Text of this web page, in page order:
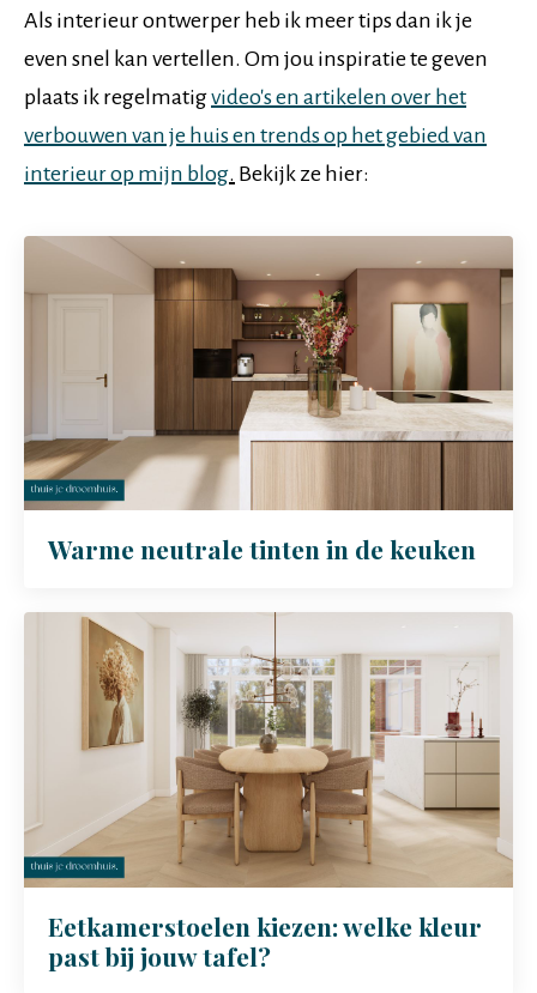
Als interieur ontwerper heb ik meer tips dan ik je
even snel kan vertellen. Om jou inspiratie te geven
plaats ik regelmatigvideo's en artikelen over het
verbouwen van je huis en trends op het gebied van
interieur op mijn blog. Bekijk ze hier:
Warme neutrale tinten in de keuken
Eetkamerstoelen kiezen: welke kleur
past bij jouw tafel?